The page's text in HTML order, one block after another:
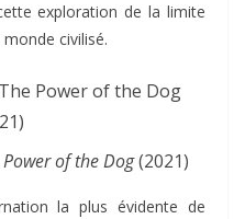
exploration de la limite
civilisé.
Power of the Dog(2021)
la plus évidente de